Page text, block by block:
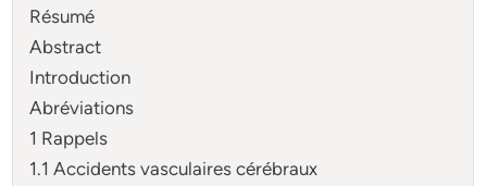
Résumé
Abstract
Introduction
Abréviations
1 Rappels
1.1 Accidents vasculaires cérébraux